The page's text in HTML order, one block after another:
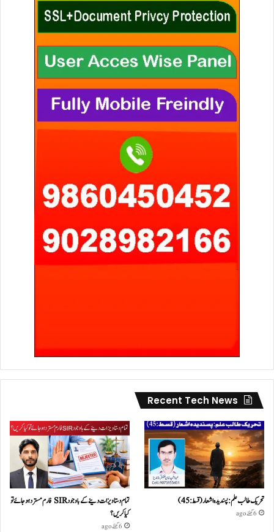
Recent Tech News
تحریک طالب علم: پسندیدہ اشعار (قسط:45)
6 گھنٹے ago
تمام دستاویزات دینے کے باوجود SIR فارم مسترد ہو جائے تو
کیا کریں؟
6 گھنٹے ago